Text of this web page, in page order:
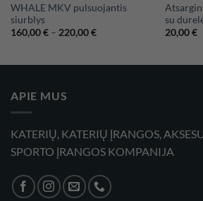
WHALE MKV pulsuojantis
siurblys
160,00€ – 220,00€Price
220,00 €
su
20,00€
APIE MUS
KATERIŲ, KATERIŲ ĮRANGOS,
SPORTO ĮRANGOS KOMPANIJA